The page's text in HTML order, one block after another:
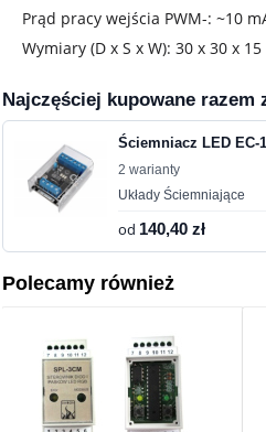
Prąd pracy wejścia PWM-: ~10
Wymiary (D x S x W): 30 x 30 x
Najczęściej kupowane razem
Ściemniacz LED EC-
2 warianty
Układy Ściemniające
od 140,40 zł
Polecamy również